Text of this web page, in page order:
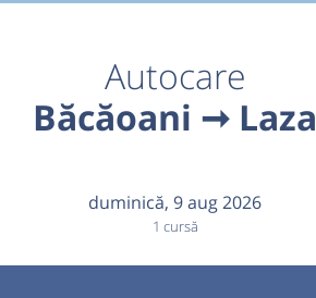
Autocare
Băcăoani ➞ Laza
duminică, 9 aug 2026
1 cursă